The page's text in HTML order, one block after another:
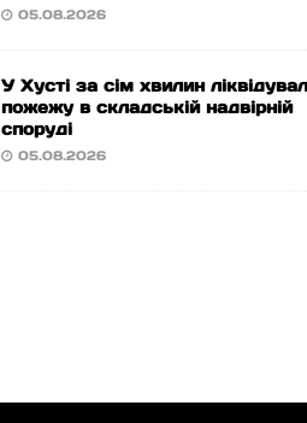
05.08.2026
У Хусті за сім хвилин
пожежу в складській надвірній
споруді
05.08.2026